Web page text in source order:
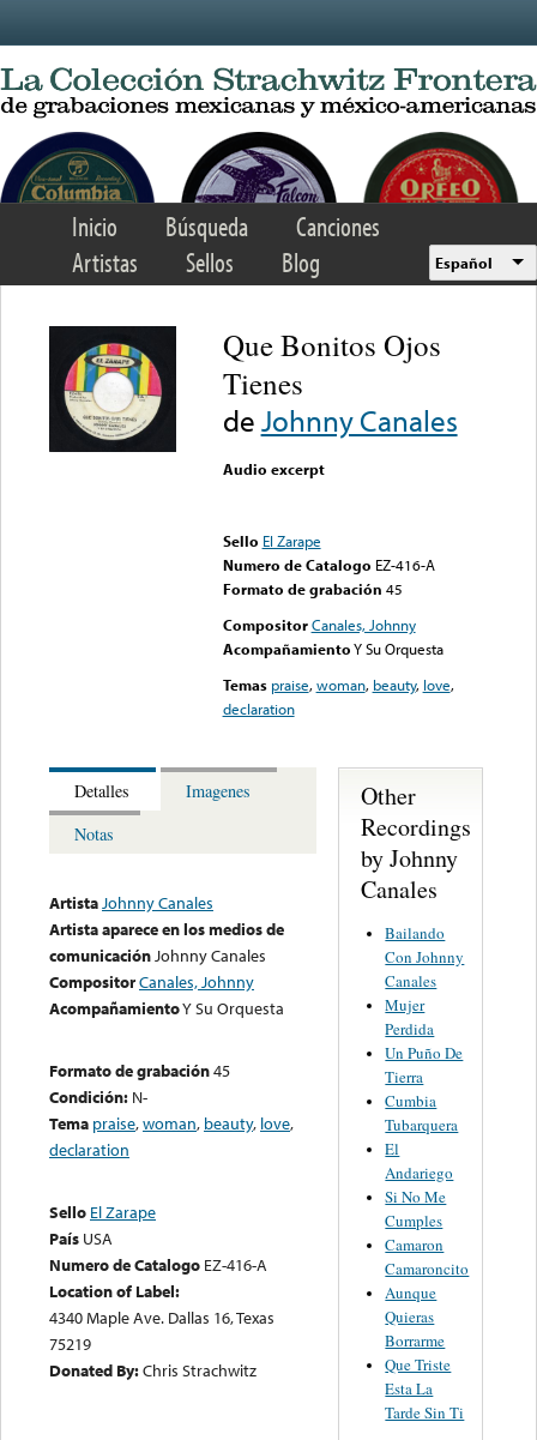
Inicio Búsqueda
Canciones
Artistas
Sellos Blog Español
Que Bonitos Ojos
Tienes
deJohnny Canales
Audio excerpt
Sello El Zarape
Numero de Catalogo EZ-416-A
Formato de grabación 45
Compositor Canales, Johnny
AcompañamientoY Su Orquesta
Temas praise,woman, beauty, love,
declaration
Detalles
Imagenes
Notas
ArtistaJohnny Canales
Artista aparece en los medios de
comunicaciónJohnny Canales
CompositorCanales, Johnny
AcompañamientoY Su Orquesta
Formato de grabación45
Condición: N-
Tema praise,woman, beauty, love,
declaration
Sello El Zarape
País USA
Numero de Catalogo EZ-416-A
Location of Label:
4340 Maple Ave. Dallas 16, Texas
75219
Donated By:Chris Strachwitz
Other
Recordings
by Johnny
Canales
Bailando
Con Johnny
Canales
Mujer
Perdida
Un Puño De
Tierra
Cumbia
Tubarquera
El
Andariego
Si No Me
Cumples
Camaron
Camaroncito
Aunque
Quieras
Borrarme
Que Triste
Esta La
Tarde Sin Ti